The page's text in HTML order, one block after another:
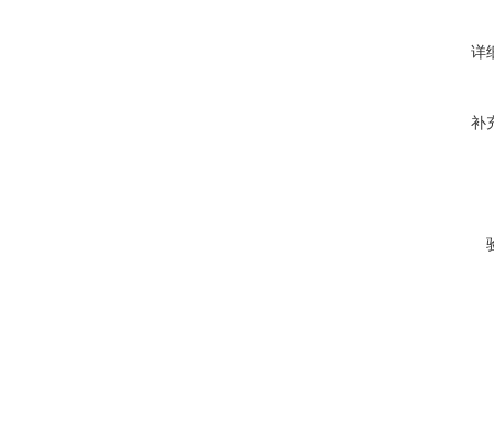
详
补